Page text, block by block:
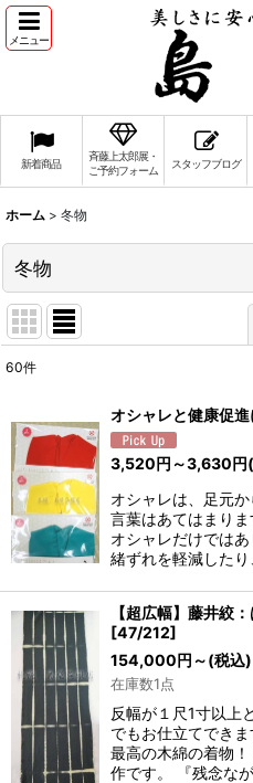
メニュー
新着商品
斉藤上太郎展・
ご予約フォーム
スタッフブログ
ホーム > 冬物
冬物
並び順
絞り
60件
オシャレと健康促進
3,520円 ～3,630円
オシャレは、足元
言葉はあてはまり
オシャレだけでは
緒ずれを軽減した
【超広幅】藤井絞
[47/212]
154,000円 ～(税込)
在庫数1点
反幅が１尺1寸以上
でもお仕立てでき
最高の木綿の着物
作です。 『残念な